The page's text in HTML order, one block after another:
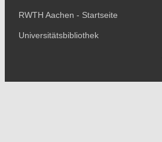
RWTH Aachen - Startseite
Universitätsbibliothek